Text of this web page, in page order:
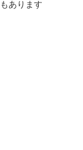
あります